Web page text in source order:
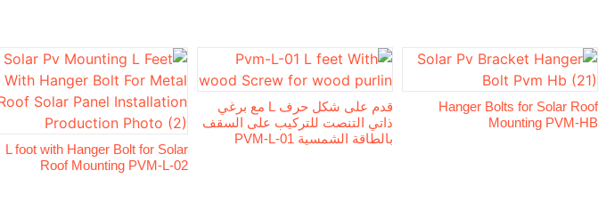
Hanger Bolts for Solar Roof
Mounting PVM-HB
قدم على شكل حرف L مع برغي
ذاتي التنصت للتركيب على السقف
بالطاقة الشمسية PVM-L-01
L foot with Hanger Bolt for Solar
Roof Mounting PVM-L-02